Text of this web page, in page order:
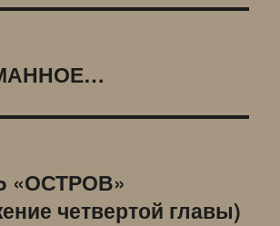
«ОСТРОВ»
четвертой главы)